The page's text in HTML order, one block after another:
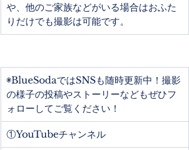
や、他のご家族などがいる場合はおふた
りだけでも撮影は可能です。
◉BlueSodaではSNSも随時更新中！撮影
の様子の投稿やストーリーなどもぜひフ
ォローしてご覧ください！
①YouTubeチャンネル